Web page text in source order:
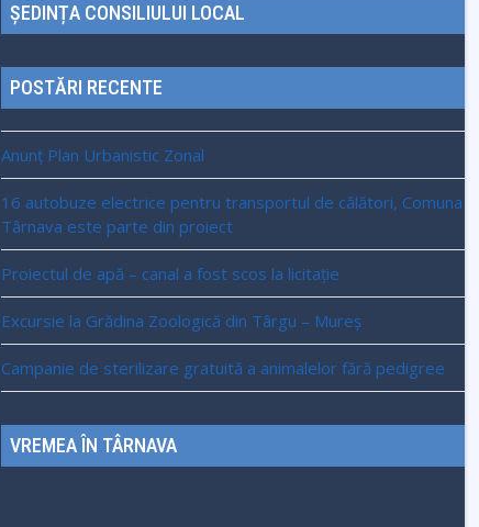
ȘEDINȚA CONSILIULUI LOCAL
POSTĂRI RECENTE
Anunț Plan Urbanistic Zonal
16 autobuze electrice pentru transportul de călători, Comuna
Târnava este parte din proiect
Proiectul de apă – canal a fost scos la licitație
Excursie la Grădina Zoologică din Târgu – Mureș
Campanie de sterilizare gratuită a animalelor fără pedigree
VREMEA ÎN TÂRNAVA